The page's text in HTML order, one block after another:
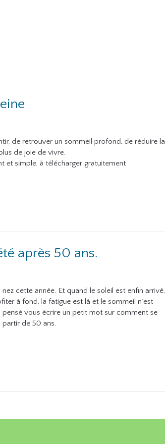
de retrouver un sommeil profond, de réduire la
de joie de vivre.
et simple, à télécharger gratuitement
après 50 ans.
cette année. Et quand le soleil est enfin arrivé,
à fond, la fatigue est là et le sommeil n’est
pensé vous écrire un petit mot sur comment se
partir de 50 ans.